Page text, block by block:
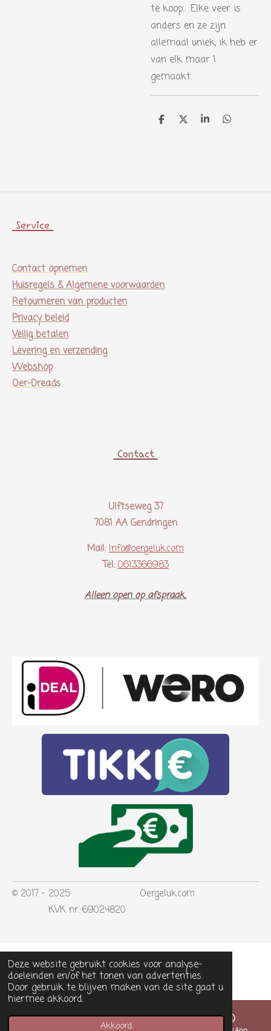
Deze website gebruikt cookies voor analyse-
doeleinden en/of het tonen van advertenties.
Door gebruik te blijven maken van de site gaat u
hiermee akkoord.
Akkoord
te koop. Elke veer is
anders en ze zijn
allemaal uniek, ik heb er
van elk maar 1
gemaakt.
D D S D
Service
Contact opnemen
Huisregels & Algemene voorwaarden
Retourneren van producten
Privacy beleid
Veilig betalen
Levering en verzending
Webshop
Oer-Dreads
Contact
Ulftseweg 37
7081 AA Gendringen
Mail: Info@oergeluk.com
Tel: 0613366983
Alleen open op afspraak..
© 2017 - 2025 Oergeluk.com
KVK nr: 69024820